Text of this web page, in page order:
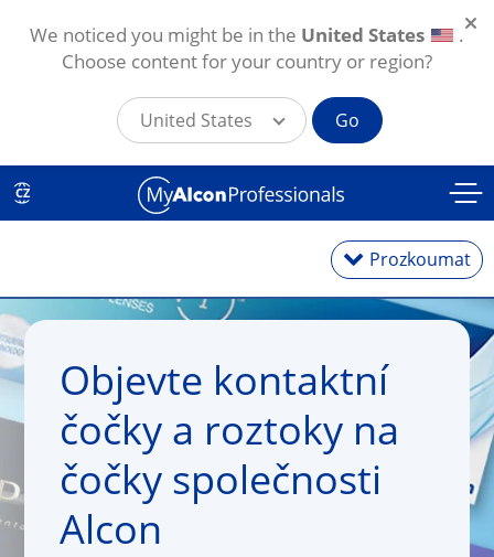
Přejít k hlavnímu obsahu
CZ
Prozkoumat
Kontaktní čočky
Roztoky na čočky
Objevte kontaktní
čočky a roztoky na
čočky společnosti
Alcon
We noticed you might be in the United States
.
Choose content for your country or region?
United States Go